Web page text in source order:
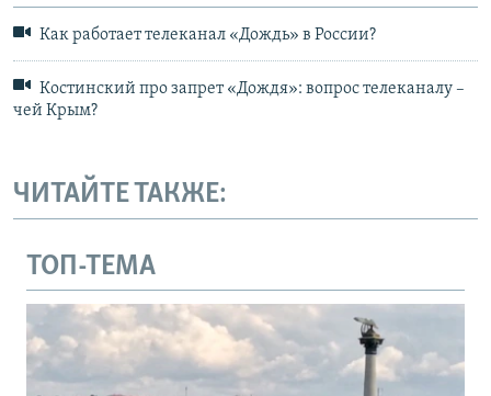
Как работает телеканал «Дождь» в России?
Костинский про запрет «Дождя»: вопрос телеканалу –
чей Крым?
ЧИТАЙТЕ ТАКЖЕ:
ТОП-ТЕМА